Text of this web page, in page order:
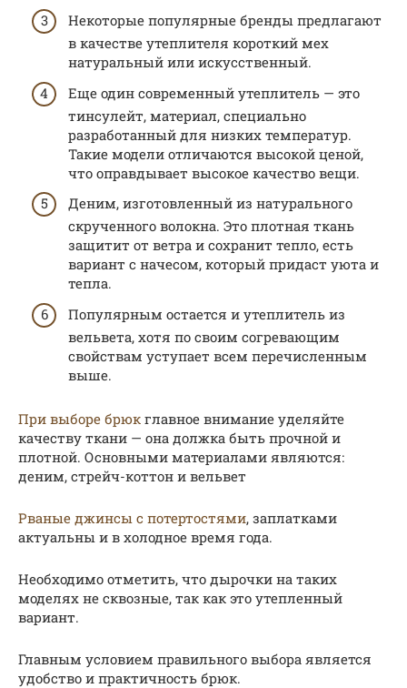
Некоторые популярные бренды предлагают
в качестве утеплителя короткий мех
натуральный или искусственный.
Еще один современный утеплитель — это
тинсулейт, материал, специально
разработанный для низких температур.
Такие модели отличаются высокой ценой,
что оправдывает высокое качество вещи.
Деним, изготовленный из натурального
скрученного волокна. Это плотная ткань
защитит от ветра и сохранит тепло, есть
вариант с начесом, который придаст уюта и
тепла.
Популярным остается и утеплитель из
вельвета, хотя по своим согревающим
свойствам уступает всем перечисленным
выше.
При выборе брюк главное внимание уделяйте
качеству ткани — она должка быть прочной и
плотной. Основными материалами являются:
деним, стрейч-коттон и вельвет
Рваные джинсы с потертостями, заплатками
актуальны и в холодное время года.
Необходимо отметить, что дырочки на таких
моделях не сквозные, так как это утепленный
вариант.
Главным условием правильного выбора является
удобство и практичность брюк.